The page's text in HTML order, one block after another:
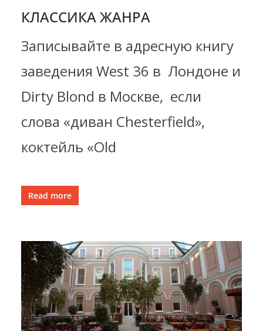
КЛАССИКА ЖАНРА
Записывайте в адресную книгу
заведения West 36 в Лондоне и
Dirty Blond в Москве, если
слова «диван Chesterfield»,
коктейль «Old
Read more